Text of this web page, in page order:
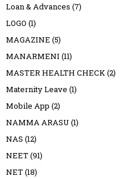
Loan & Advances (7)
LOGO (1)
MAGAZINE (5)
MANARMENI (11)
MASTER HEALTH CHECK(2)
Maternity Leave (1)
Mobile App (2)
NAMMA ARASU (1)
NAS (12)
NEET(91)
NET(18)